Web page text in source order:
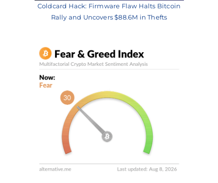
Coldcard Hack: Firmware Flaw Halts Bitcoin
Rally and Uncovers $88.6M in Thefts